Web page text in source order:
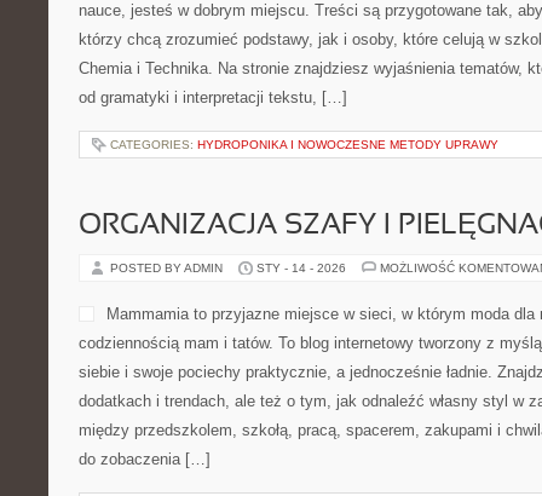
nauce, jesteś w dobrym miejscu. Treści są przygotowane tak,
którzy chcą zrozumieć podstawy, jak i osoby, które celują w
Chemia i Technika. Na stronie znajdziesz wyjaśnienia tematów,
od gramatyki i interpretacji tekstu, […]
CATEGORIES: HYDROPONIKA I NOWOCZESNE METODY UPRAWY
ORGANIZACJA SZAFY I
POSTED BY ADMIN STY - 14 - 2026 MOŻLIWOŚĆ
Mammamia to przyjazne miejsce w sieci, w którym moda
codziennością mam i tatów. To blog internetowy tworzony z
siebie i swoje pociechy praktycznie, a jednocześnie ładnie.
dodatkach i trendach, ale też o tym, jak odnaleźć własny styl w
między przedszkolem, szkołą, pracą, spacerem, zakupami i
do zobaczenia […]